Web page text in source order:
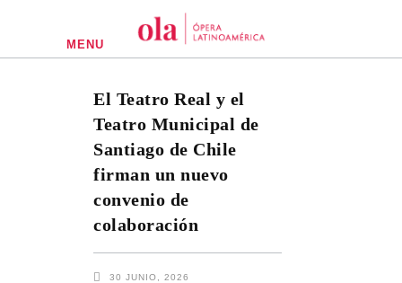
MENU
El Teatro Real y el
Teatro Municipal de
Santiago de Chile
firman un nuevo
convenio de
colaboración
30 JUNIO, 2026